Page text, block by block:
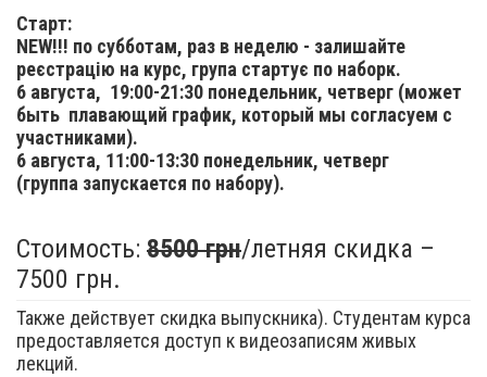
Старт:
NEW!!! по субботам, раз в неделю - залишайте
реєстрацію на курс, група стартує по наборк.
6 августа, 19:00-21:30 понедельник, четверг (может
быть плавающий график, который мы согласуем с
участниками).
6 августа, 11:00-13:30 понедельник, четверг
(группа запускается по набору).
Стоимость: 8500 грн/летняя скидка –
7500 грн.
Также действует скидка выпускника). Студентам курса
предоставляется доступ к видеозаписям живых
лекций.